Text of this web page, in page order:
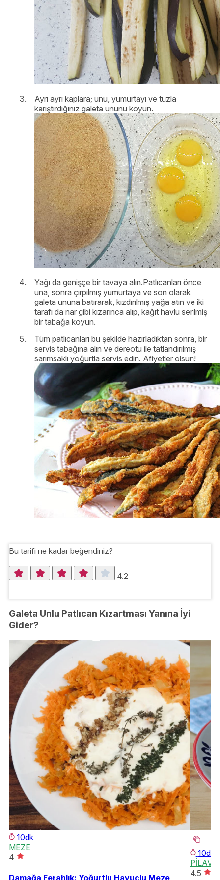
Ayrı ayrı kaplara; unu, yumurtayı ve tuzla
karıştırdığınız galeta ununu koyun.
Yağı da genişçe bir tavaya alın.Patlıcanları önce
una, sonra çırpılmış yumurtaya ve son olarak
galeta ununa batırarak, kızdırılmış yağa atın ve iki
tarafı da nar gibi kızarınca alıp, kağıt havlu serilmiş
bir tabağa koyun.
Tüm patlıcanları bu şekilde hazırladıktan sonra, bir
servis tabağına alın ve dereotu ile tatlandırılmış
sarımsaklı yoğurtla servis edin. Afiyetler olsun!
Bu tarifi ne kadar beğendiniz?
4.2
Galeta Unlu Patlıcan Kızartması Yanına İyi
Gider?
10dk
MEZE
4
Damağa Ferahlık: Yoğurtlu Havuçlu Meze
10dk
PİLAV
4.5